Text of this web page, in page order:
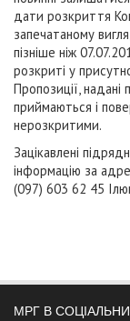
дати розкриття
запечатаному
пізніше ніж
розкриті у
Пропозиції, надані
приймаються і
нерозкритими.
Зацікавлені
інформацію за
(097) 603 62 45
МРГ В